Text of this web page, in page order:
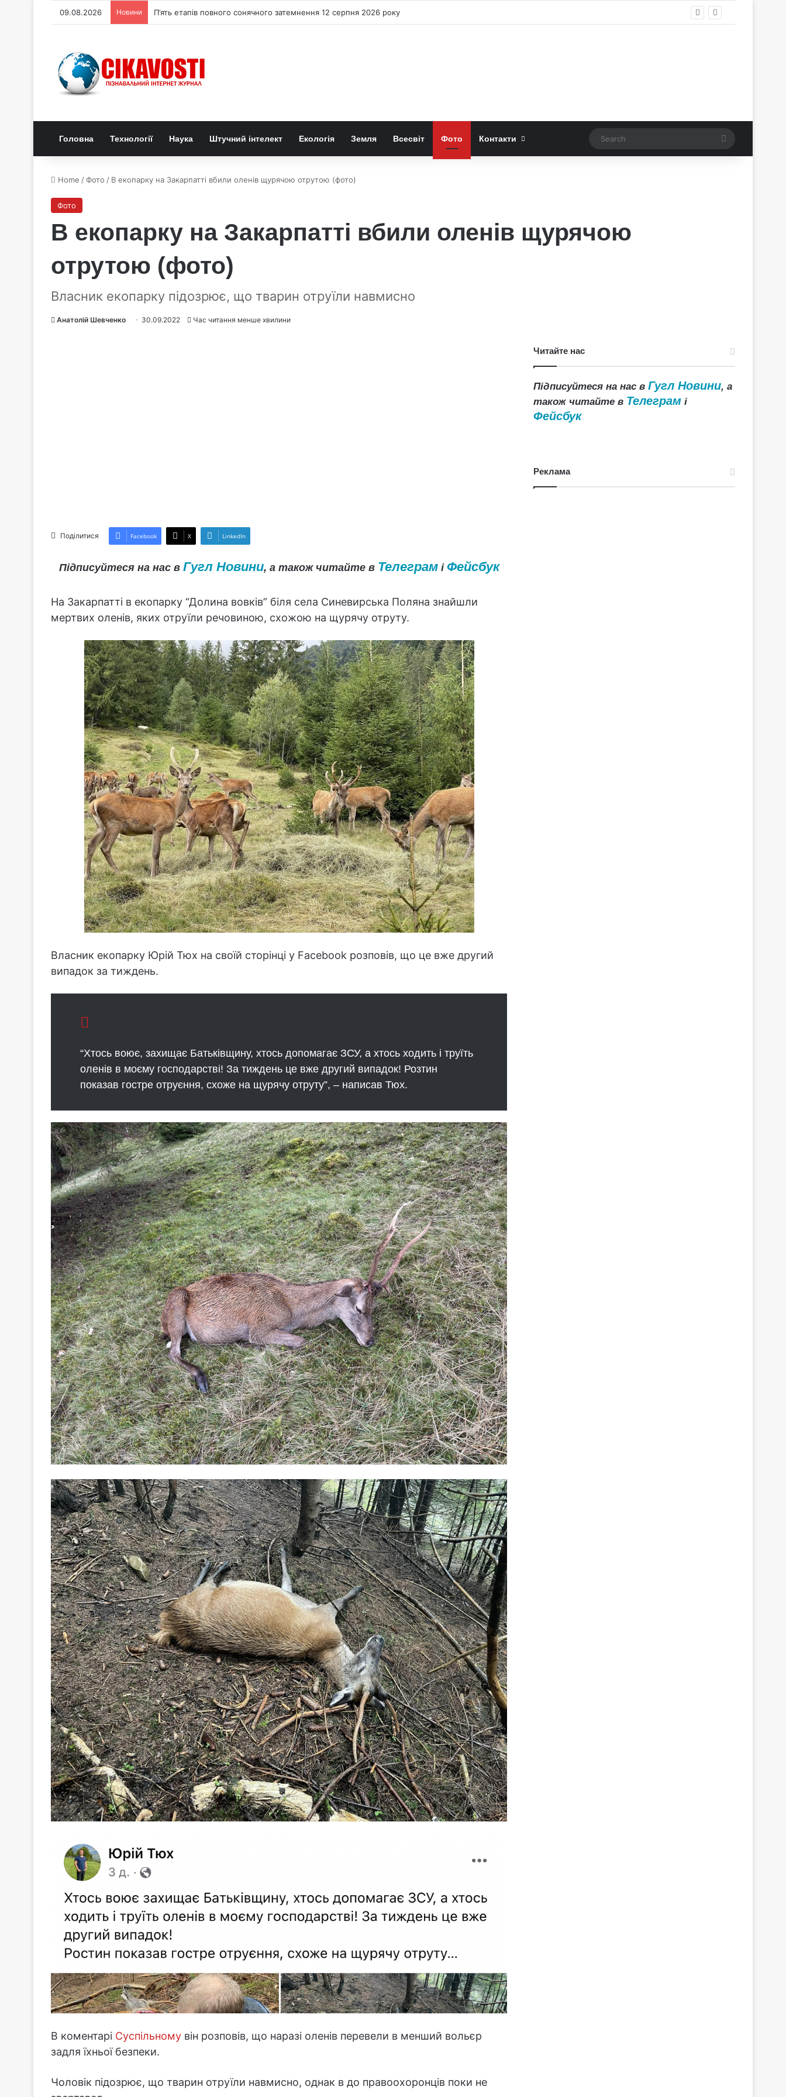
09.08.2026 Новини Нейробіолог припускає що свідомість є тканиною реальності
Головна Технології Наука Штучний інтелект Екологія Земля Всесвіт Фото Контакти Search
Home /Фото / В екопарку на Закарпатті вбили оленів щурячою отрутою (фото)
Фото
В екопарку на Закарпатті вбили оленів щурячою
отрутою (фото)
Власник екопарку підозрює, що тварин отруїли навмисно
Анатолій Шевченко 30.09.2022 Час читання менше хвилини
Поділитися Facebook X LinkedIn
Підписуйтеся на нас в Гугл Новини, а також читайте в Телеграмі Фейсбук
На Закарпатті в екопарку “Долина вовків” біля села Синевирська Поляна знайшли
мертвих оленів, яких отруїли речовиною, схожою на щурячу отруту.
Власник екопарку Юрій Тюх на своїй сторінці у Facebook розповів, що це вже другий
випадок за тиждень.
“Хтось воює, захищає Батьківщину, хтось допомагає ЗСУ, а хтось ходить і труїть
оленів в моєму господарстві! За тиждень це вже другий випадок! Розтин
показав гостре отруєння, схоже на щурячу отруту”, – написав Тюх.
В коментарі Суспільному він розповів, що наразі оленів перевели в менший вольєр
задля їхньої безпеки.
Чоловік підозрює, що тварин отруїли навмисно, однак в до правоохоронців поки не
Читайте нас
Підписуйтеся на нас вГугл Новини, а
також читайте в Телеграм і
Фейсбук
Реклама